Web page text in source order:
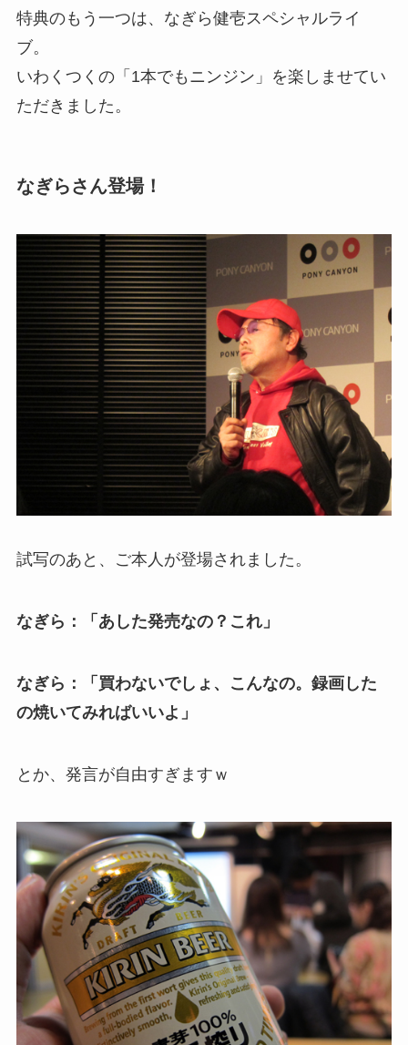
特典のもう一つは、なぎら健壱スペシャルライ
ブ。
いわくつくの「1本でもニンジン」を楽しませてい
ただきました。
なぎらさん登場！
試写のあと、ご本人が登場されました。
なぎら：「あした発売なの？これ」
なぎら：「買わないでしょ、こんなの。録画した
の焼いてみればいいよ」
とか、発言が自由すぎますｗ